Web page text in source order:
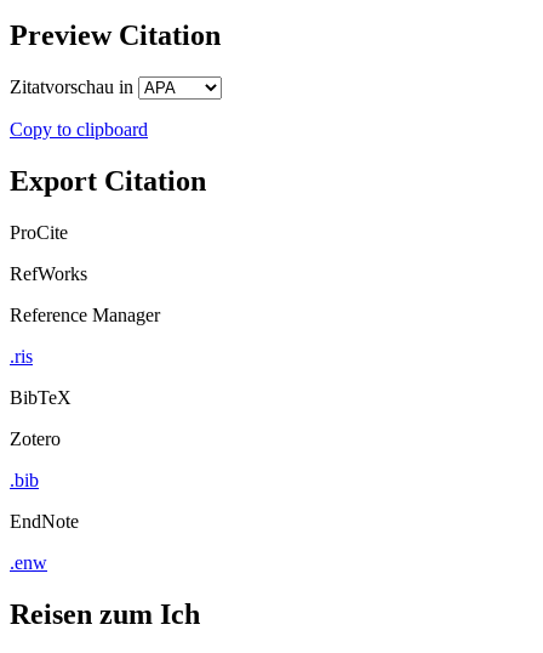
Preview Citation
Zitatvorschau in
Copy to clipboard
Export Citation
ProCite
RefWorks
Reference Manager
.ris
BibTeX
Zotero
.bib
EndNote
.enw
Reisen zum Ich